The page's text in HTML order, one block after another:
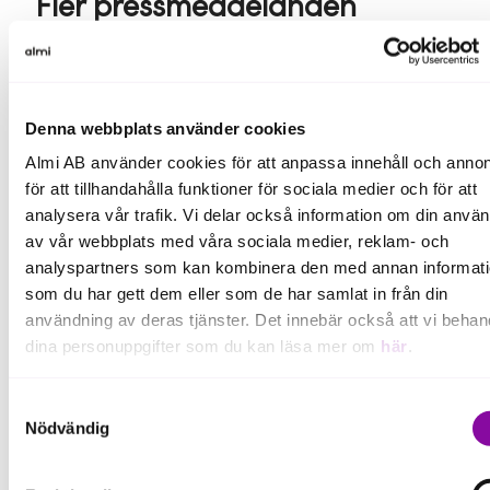
Denna webbplats använder cookies
Almi AB använder cookies för att anpassa innehåll och
för att tillhandahålla funktioner för sociala medier och för att
analysera vår trafik. Vi delar också information om din
av vår webbplats med våra sociala medier, reklam- och
analyspartners som kan kombinera den med annan
som du har gett dem eller som de har samlat in från din
användning av deras tjänster. Det innebär också att vi
dina personuppgifter som du kan läsa mer om här .
delning av information enligt ovan, inte att ske, förutom för
som är nödvändiga för att hemsidan ska fungera se mer
Nödvändig
Almi Invest investerar i Caplyzer för
mer kostnadseffektiv produktion av
Pressmeddelande
Stockholmsbaserade Caplyzer AB, som